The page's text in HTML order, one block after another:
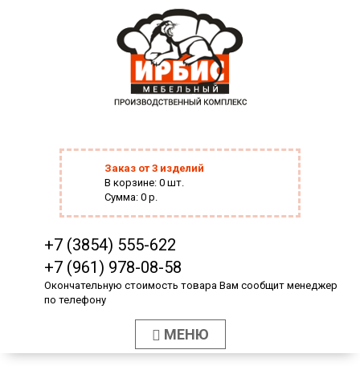
Заказ от 3 изделий
В корзине: 0 шт.
Сумма: 0 р.
+7 (3854) 555-622
+7 (961) 978-08-58
Окончательную стоимость товара Вам сообщит менеджер
по телефону
МЕНЮ